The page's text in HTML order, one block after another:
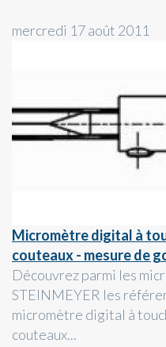
mercredi 17 août 2011
Micromètre digital à
couteaux - mesure de
Découvrez parmi les
STEINMEYER les
micromètre digital à
couteaux...